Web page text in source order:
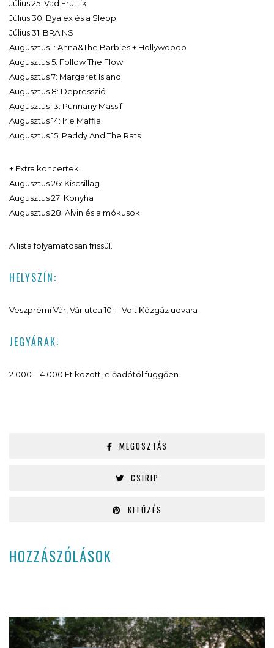
Július 25: Vad Fruttik
Július 30: Byalex és a Slepp
Július 31: BRAINS
Augusztus 1: Anna&The Barbies + Hollywoodo
Augusztus 5: Follow The Flow
Augusztus 7: Margaret Island
Augusztus 8: Depresszió
Augusztus 13: Punnany Massif
Augusztus 14: Irie Maffia
Augusztus 15: Paddy And The Rats
+ Extra koncertek:
Augusztus 26: Kiscsillag
Augusztus 27: Konyha
Augusztus 28: Alvin és a mókusok
A lista folyamatosan frissül.
HELYSZÍN:
Veszprémi Vár, Vár utca 10. – Volt Közgáz udvara
JEGYÁRAK:
2.000 – 4.000 Ft között, előadótól függően.
MEGOSZTÁS
CSIRIP
KITŰZÉS
HOZZÁSZÓLÁSOK